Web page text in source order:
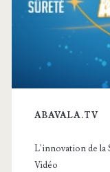
ABAVALA.TV
L'innovation de la
Vidéo